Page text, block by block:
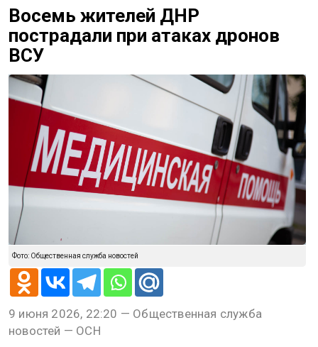
Восемь жителей ДНР
пострадали при атаках дронов
ВСУ
Фото: Общественная служба новостей
9 июня 2026, 22:20 — Общественная служба
новостей — ОСН